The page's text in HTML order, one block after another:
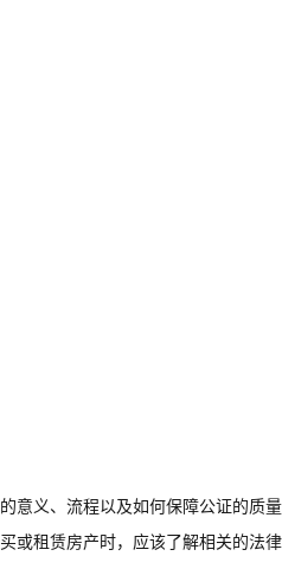
意义、流程以及如何保障公证的质
或租赁房产时，应该了解相关的法